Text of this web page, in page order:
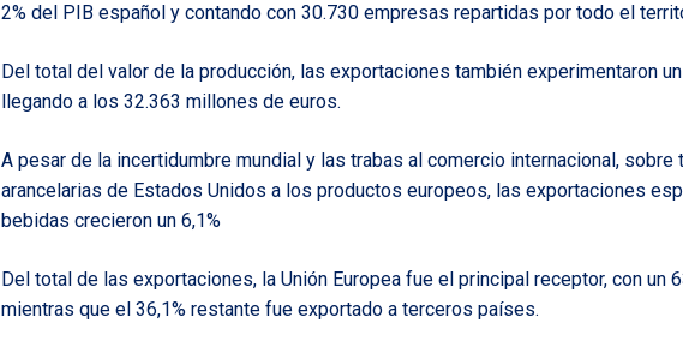
2% del PIB español y contando con 30.730 empresas repartidas por todo el
Del total del valor de la producción, las exportaciones también experimentaron
llegando a los 32.363 millones de euros.
A pesar de la incertidumbre mundial y las trabas al comercio internacional,
arancelarias de Estados Unidos a los productos europeos, las exportaciones
bebidas crecieron un 6,1%
Del total de las exportaciones, la Unión Europea fue el principal receptor, con un
mientras que el 36,1% restante fue exportado a terceros países.